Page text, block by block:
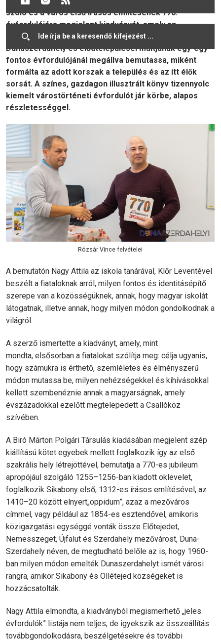
szóló és a város első írásos említésének 770.
évfordulójára megjelent kiadványát, amely az
évforduló kapcsán arra törekszik, hogy
Dunaszerdahely és elődtelepülései múltjának egy-egy
fontos évfordulójánál megállva bemutassa, miként
formálta az adott korszak a település és az itt élők
sorsát. A színes, gazdagon illusztrált könyv tizennyolc
kiemelt várostörténeti évfordulót jár körbe, alapos
részletességgel.
Rózsár Vince felvételei
A bemutatón Nagy Attila az iskola tanárával, Klőr Leventével
beszélt a fiataloknak arról, milyen fontos és identitásépítő
szerepe van a közösségüknek, annak, hogy magyar iskolát
látogatnak, illetve annak, hogy milyen módon gondolkodnak a
világról.
A szerző ismertette a kiadványt, amely, mint
mondta, elsősorban a fiatalokat szólítja meg: célja ugyanis,
hogy számukra is érthető, szemléletes és élményszerű
módon mutassa be, milyen nehézségekkel és kihívásokkal
kellett szembenéznie annak a magyarságnak, amely
évszázadokkal ezelőtt megtelepedett a Csallóköz
szívében.
A Biró Márton Polgári Társulás kiadásában megjelent szép
kiállítású kötet egyebek mellett foglalkozik így az első
szakrális hely létrejöttével, bemutatja a 770-es jubileum
apropójául szolgáló 1255–1256-ban kiadott oklevelet,
foglalkozik Sikabony első, 1312-es írásos említésével, az
1410–20 között elnyert„oppidum”, azaz a mezőváros
címmel, vagy például az 1854-es esztendővel, amikoris
közigazgatási egységgé vonták össze Előtejedet,
Nemesszeget, Újfalut és Szerdahely mezővárost, Duna-
Szerdahely néven, de megtudható belőle az is, hogy 1960-
ban milyen módon emelték Dunaszerdahelyt ismét városi
rangra, amikor Sikabony és Ollétejed községeket is
hozzácsatolták.
Nagy Attila elmondta, a kiadványból megismerhető „jeles
évfordulók” listája nem teljes, de igyekszik az összeállítás
továbbgondolkodásra, beszélgetésekre és további